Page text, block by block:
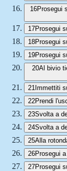
16Prosegui
17Prosegui
18Prosegui
19Prosegui
20Al bivio
21 Immettiti
22Prendi
23Svolta a
24Svolta a
25Alla
26Prosegui
27Prosegui